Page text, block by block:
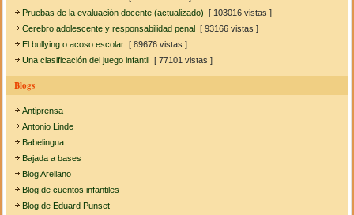
Pruebas de la evaluación docente (actualizado) [ 103016 vistas ]
Cerebro adolescente y responsabilidad penal [ 93166 vistas ]
El bullying o acoso escolar [ 89676 vistas ]
Una clasificación del juego infantil [ 77101 vistas ]
Blogs
Antiprensa
Antonio Linde
Babelingua
Bajada a bases
Blog Arellano
Blog de cuentos infantiles
Blog de Eduard Punset